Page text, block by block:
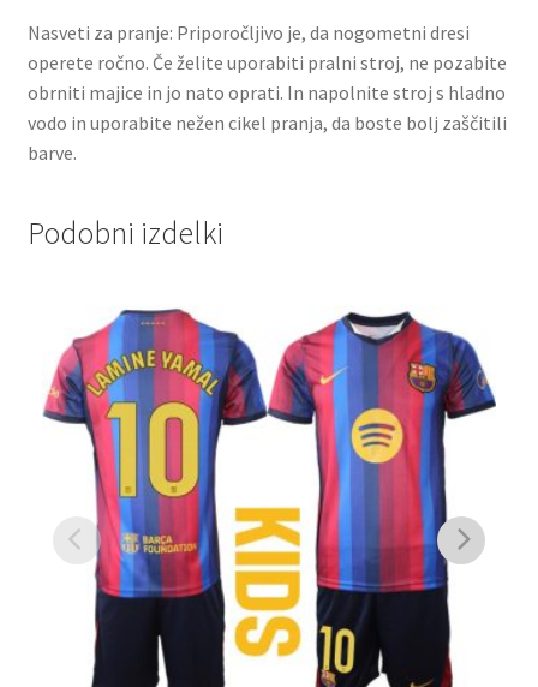
Nasveti za pranje: Priporočljivo je, da nogometni dresi
operete ročno. Če želite uporabiti pralni stroj, ne pozabite
obrniti majice in jo nato oprati. In napolnite stroj s hladno
vodo in uporabite nežen cikel pranja, da boste bolj zaščitili
barve.
Podobni izdelki